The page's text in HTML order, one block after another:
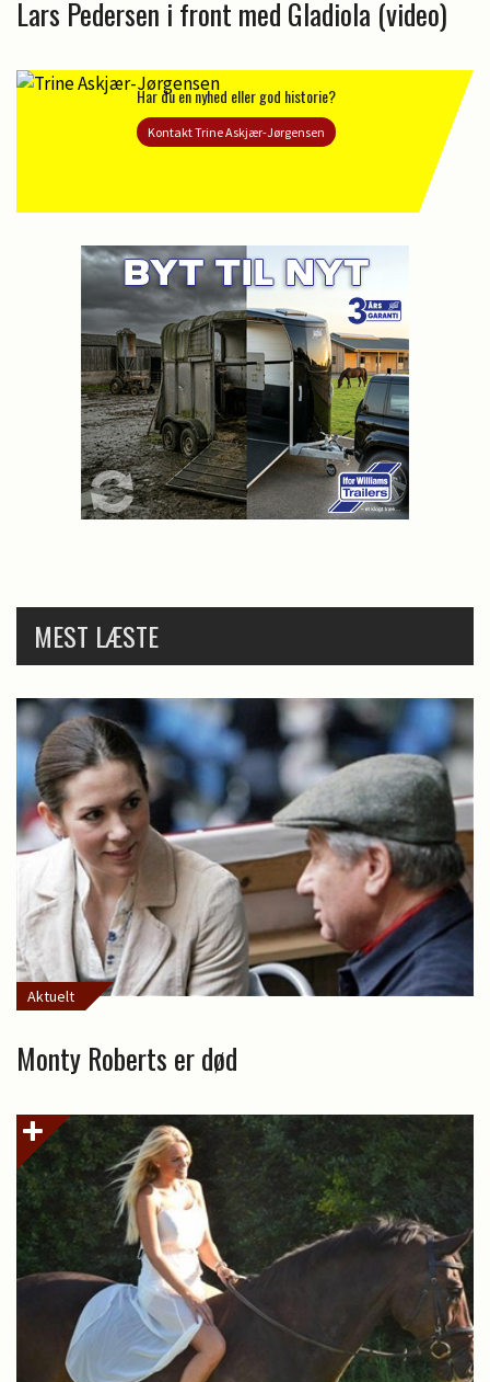
Lars Pedersen i front med Gladiola (video)
Har du en nyhed eller god historie?
Kontakt Trine Askjær-Jørgensen
MEST LÆSTE
Aktuelt
Monty Roberts er død